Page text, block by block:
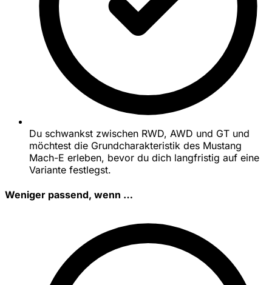
Du schwankst zwischen RWD, AWD und GT und
möchtest die Grundcharakteristik des Mustang
Mach-E erleben, bevor du dich langfristig auf eine
Variante festlegst.
Weniger passend, wenn …